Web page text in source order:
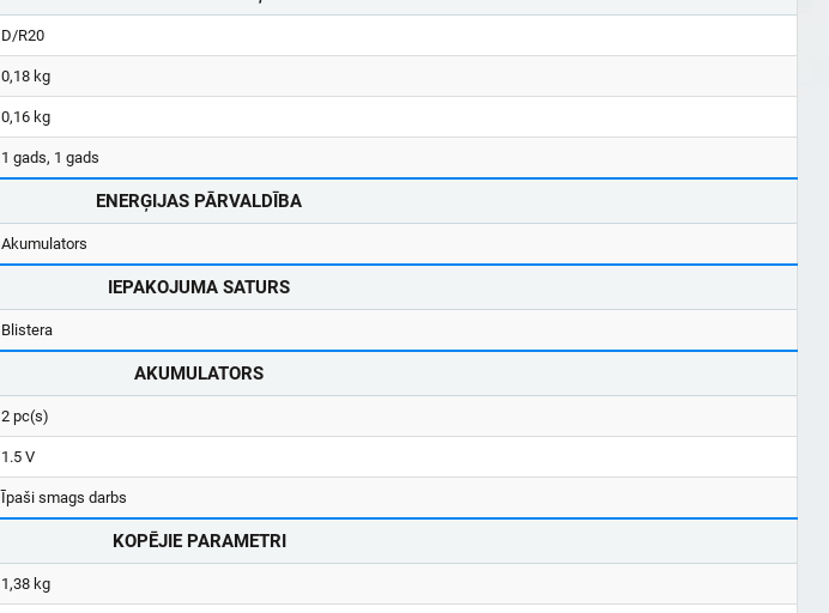
D/R20
0,18 kg
0,16 kg
1 gads, 1 gads
ENERĢIJAS PĀRVALDĪBA
Akumulators
IEPAKOJUMA SATURS
Blistera
AKUMULATORS
2 pc(s)
1.5 V
Īpaši smags darbs
KOPĒJIE PARAMETRI
1,38 kg